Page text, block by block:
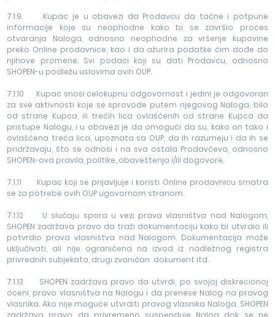
7.1.9. Kupac je u obavezi da Prodavcu da tačne i potpune
informacije koje su neophodne kako bi se završio proces
otvaranja Naloga, odnosno neophodne za vršenje kupovine
preko Online prodavnice, kao i da ažurira podatke čim dođe do
njihove promene. Svi podaci koji su dati Prodavcu, odnosno
SHOPEN-u podležu uslovima ovih OUP.
7.1.10 Kupac snosi celokupnu odgovornost i jedini je odgovoran
za sve aktivnosti koje se sprovode putem njegovog Naloga, bilo
od strane Kupca, ili trećih lica ovlašćenih od strane Kupca da
pristupe Nalogu, i u obavezi je da omogući da su, kako on tako i
ovlašćena treća lica, upoznata sa OUP, da ih razumeju i da ih se
pridržavaju, što se odnosi i na sva ostala Prodavčeva, odnosno
SHOPEN-ova pravila, politike, obaveštenja i/ili dogovore.
7.1.11 Kupac koji se prijavljuje i koristi Online prodavnicu smatra
se za potrebe ovih OUP ugovornom stranom.
7.1.12 U slučaju spora u vezi prava vlasništva nad Nalogom,
SHOPEN zadržava pravo da traži dokumentaciju kako bi utvrdio ili
potvrdio prava vlasništva nad Nalogom. Dokumentacija može
uključivati, ali nije ograničena na izvod iz nadležnog registra
privrednih subjekata, drugi zvaničan dokument itd.
7.1.13 SHOPEN zadržava pravo da utvrdi, po svojoj diskrecionoj
oceni, pravo vlasništva na Nalogu i da prenese Nalog na pravog
vlasnika. Ako nije moguće utvrditi pravog vlasnika Naloga, SHOPEN
zadržava pravo da privremeno suspenduje Nalog dok se ne